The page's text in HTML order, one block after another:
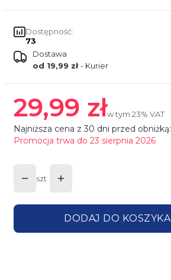
Dostępność:
73
Dostawa
od 19,99 zł- Kurier
29,99 złw tym 23% VAT
w tym 23% VAT
Najniższa cena z 30 dni przed obniżką:
Promocja trwa do 23 sierpnia 2026
szt
DODAJ DO KOSZYKA